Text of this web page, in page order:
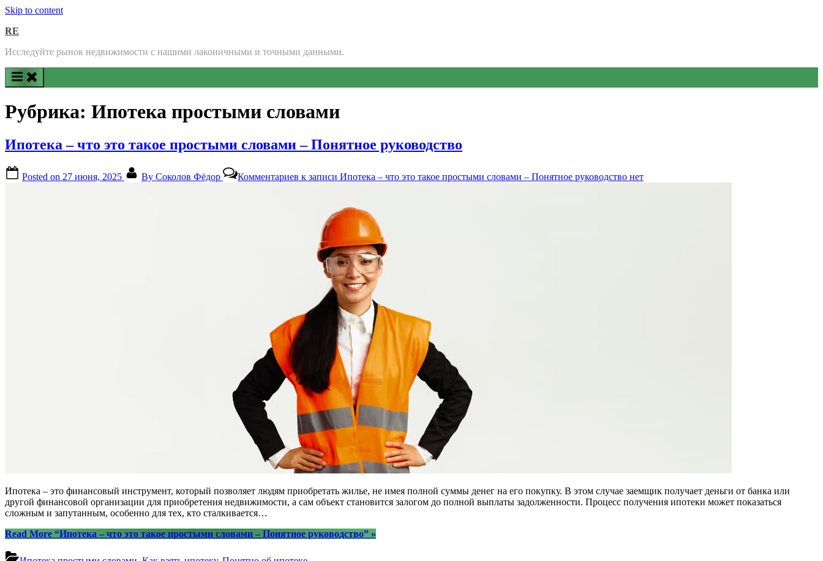
Skip to content
RE
Исследуйте рынок недвижимости с нашими лаконичными и точными данными.
Рубрика: Ипотека простыми словами
Ипотека – что это такое простыми словами – Понятное руководство
Posted on 27 июня, 2025 By Соколов Фёдор Комментариев к записи Ипотека – что это такое простыми словами – Понятное руководство нет
Ипотека – это финансовый инструмент, который позволяет людям приобретать жилье, не имея полной суммы денег на его покупку. В этом случае заемщик получает деньги от банка или
другой финансовой организации для приобретения недвижимости, а сам объект становится залогом до полной выплаты задолженности. Процесс получения ипотеки может показаться
сложным и запутанным, особенно для тех, кто сталкивается…
Read More “Ипотека – что это такое простыми словами – Понятное руководство” »